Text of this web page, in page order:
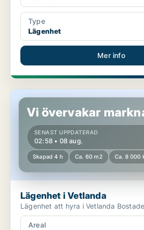
Type
Lägenhet
Mer info
Lägenhet i Vetlanda
Vi övervakar
SENAST UPPDATERAD
02:58 • 08 aug.
Skapad 4 h Ca. 60 m2 Ca. 8 000
Lägenhet i Vetlanda
Lägenhet att hyra
Areal